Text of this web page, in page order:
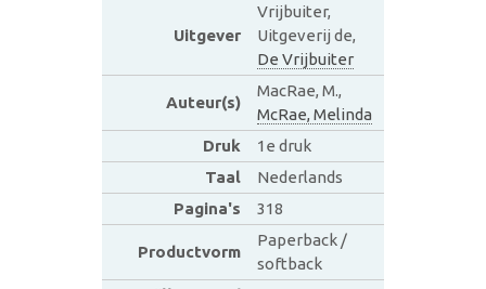
Uitgever
Vrijbuiter,
Uitgeverij de,
De Vrijbuiter
Auteur(s)
MacRae, M.,
McRae, Melinda
Druk
1e druk
Taal
Nederlands
Pagina's
318
Productvorm
Paperback /
softback